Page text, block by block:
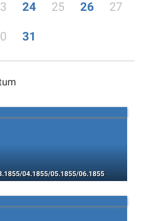
24 25 26 27
31
04.1855/05.1855/06.1855